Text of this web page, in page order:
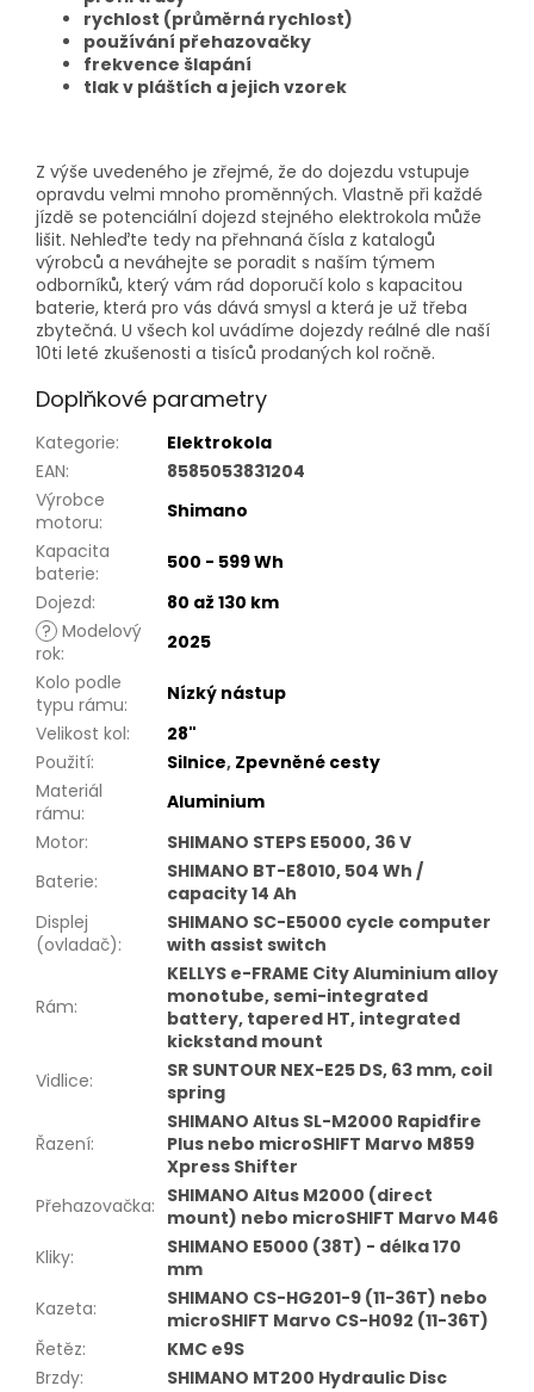
rychlost (průměrná rychlost)
používání přehazovačky
frekvence šlapání
tlak v pláštích a jejich vzorek
Z výše uvedeného je zřejmé, že do dojezdu vstupuje
opravdu velmi mnoho proměnných. Vlastně při každé
jízdě se potenciální dojezd stejného elektrokola může
lišit. Nehleďte tedy na přehnaná čísla z katalogů
výrobců a neváhejte se poradit s naším týmem
odborníků, který vám rád doporučí kolo s kapacitou
baterie, která pro vás dává smysl a která je už třeba
zbytečná. U všech kol uvádíme dojezdy reálné dle naší
10ti leté zkušenosti a tisíců prodaných kol ročně.
Doplňkové parametry
Kategorie:
Elektrokola
EAN:
8585053831204
Výrobce
motoru:
Shimano
Kapacita
baterie:
500 - 599 Wh
Dojezd:
80 až 130 km
? Modelový
rok:
2025
Kolo podle
typu rámu:
Nízký nástup
Velikost kol:
28"
Použití: Silnice, Zpevněné cesty
Materiál
rámu:
Aluminium
Motor:
SHIMANO STEPS E5000, 36 V
Baterie:
SHIMANO BT-E8010, 504 Wh /
capacity 14 Ah
Displej
(ovladač):
SHIMANO SC-E5000 cycle computer
with assist switch
Rám:
KELLYS e-FRAME City Aluminium alloy
monotube, semi-integrated
battery, tapered HT, integrated
kickstand mount
Vidlice:
SR SUNTOUR NEX-E25 DS, 63 mm, coil
spring
Řazení:
SHIMANO Altus SL-M2000 Rapidfire
Plus nebo microSHIFT Marvo M859
Xpress Shifter
Přehazovačka: SHIMANO Altus M2000 (direct
mount) nebo microSHIFT Marvo M46
Kliky:
SHIMANO E5000 (38T) - délka 170
mm
Kazeta:
SHIMANO CS-HG201-9 (11-36T) nebo
microSHIFT Marvo CS-H092 (11-36T)
Řetěz:
KMC e9S
Brzdy:
SHIMANO MT200 Hydraulic Disc